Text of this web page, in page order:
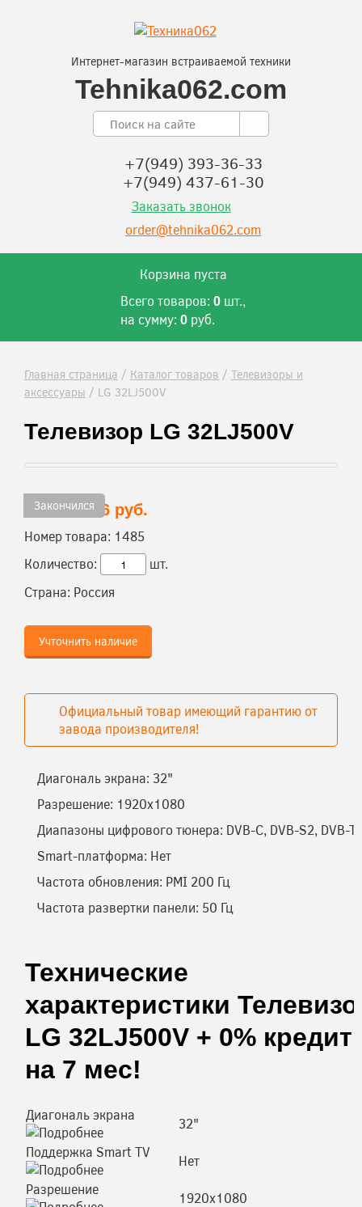
Интернет-магазин встраиваемой техники
Tehnika062.com
+7(949) 393-36-33
+7(949) 437-61-30
Заказать звонок
order@tehnika062.com
Корзина пуста
Всего товаров: 0 шт.,
на сумму: 0 руб.
Главная страница / Каталог товаров / Телевизоры и
аксессуары / LG 32LJ500V
Телевизор LG 32LJ500V
Закончился
Цена:29 186 руб.
Номер товара: 1485
Количество:
шт.
Страна: Россия
Учточнить наличие
Официальный товар имеющий гарантию от
завода производителя!
Диагональ экрана: 32"
Разрешение: 1920x1080
Диапазоны цифрового тюнера: DVB-C, DVB-S2, DVB-
Smart-платформа: Нет
Частота обновления: PMI 200 Гц
Частота развертки панели: 50 Гц
Технические
характеристики
LG 32LJ500V + 0% кредит
на 7 мес!
Диагональ экрана
32"
Поддержка Smart TV
Нет
Разрешение
1920x1080